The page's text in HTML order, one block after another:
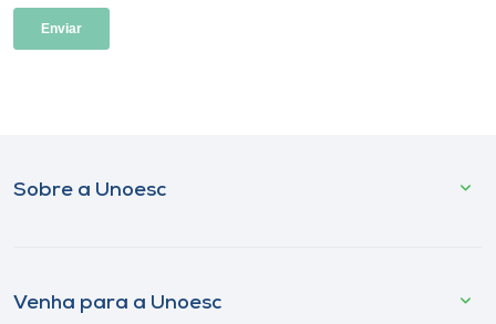
Sobre a Unoesc
Venha para a Unoesc